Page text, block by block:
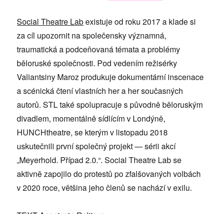
Social Theatre Labexistuje od roku 2017 a klade si
za cíl upozornit na společensky významná,
traumatická a podceňovaná témata a problémy
běloruské společnosti. Pod vedením režisérky
Valiantsiny Maroz produkuje dokumentární inscenace
a scénická čtení vlastních her a her současných
autorů. STL také spolupracuje s původně běloruským
divadlem, momentálně sídlícím v Londýně,
HUNCHtheatre, se kterým v listopadu 2018
uskutečnili první společný projekt — sérii akcí
„Meyerhold. Případ 2.0.“. Social Theatre Lab se
aktivně zapojilo do protestů po zfalšovaných volbách
v 2020 roce, většina jeho členů se nachází v exilu.